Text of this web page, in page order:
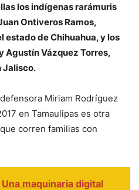
los indígenas rarámuris
Ontiveros Ramos,
estado de Chihuahua, y los
Agustín Vázquez Torres,
Jalisco.
Miriam Rodríguez
en Tamaulipas es otra
corren familias con
Una maquinaria digital